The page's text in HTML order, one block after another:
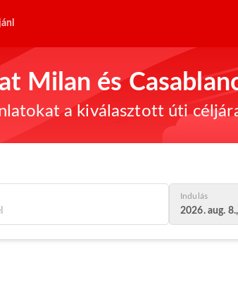
Milan és
a kiválasztott úti
Indulás
2026. aug.